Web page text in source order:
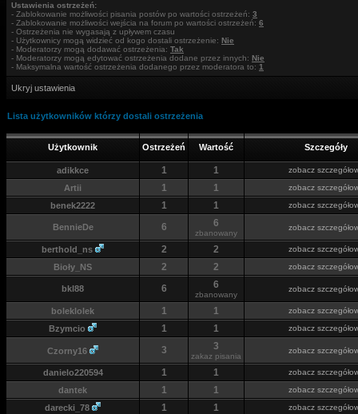
Ustawienia ostrzeżeń:
- Zablokowanie możliwości pisania postów po wartości ostrzeżeń: 3
- Zablokowanie możliwości wejścia na forum po wartości ostrzeżeń: 6
- Ostrzeżenia nie wygasają z upływem czasu
- Użytkownicy mogą widzieć od kogo dostali ostrzeżenie: Nie
- Moderatorzy mogą dodawać ostrzeżenia: Tak
- Moderatorzy mogą edytować ostrzeżenia dodane przez innych: Nie
- Maksymalna wartość ostrzeżenia dodanego przez moderatora to: 1
Ukryj ustawienia
Lista użytkowników którzy dostali ostrzeżenia
Użytkownik Ostrzeżeń Wartość Szczegóły
adikkce 1 1 zobacz
Artii 1 1 zobacz
benek2222 1 1 zobacz
BennieDe 6 6
zbanowany
zobacz
berthold_ns 2 2 zobacz
Bioły_NS 2 2 zobacz
bkl88 6 6
zbanowany
zobacz
boleklolek 1 1 zobacz
Bzymcio 1 1 zobacz
Czorny16 3 3
zakaz pisania
zobacz
danielo220594 1 1 zobacz
dantek 1 1 zobacz
darecki_78 1 1 zobacz